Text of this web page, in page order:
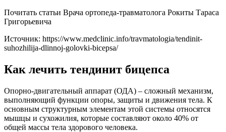
Почитать статьи Врача ортопеда-травматолога Рокиты Тараса
Григорьевича
Источник: https://www.medclinic.info/travmatologia/tendinit-
suhozhilija-dlinnoj-golovki-bicepsa/
Как лечить тендинит бицепса
Опорно-двигательный аппарат (ОДА) – сложный механизм,
выполняющий функции опоры, защиты и движения тела. К
основным структурным элементам этой системы относятся
мышцы и сухожилия, которые составляют около 40% от
общей массы тела здорового человека.